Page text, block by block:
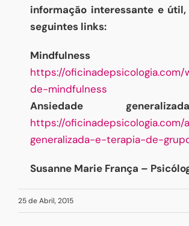
informação interessante e
seguintes links:
https://oficinadepsicologia.com/
de-mindfulness
Ansiedade
https://oficinadepsicologia.com/
generalizada-e-terapia-de-
Susanne Marie França –
25 de Abril, 2015